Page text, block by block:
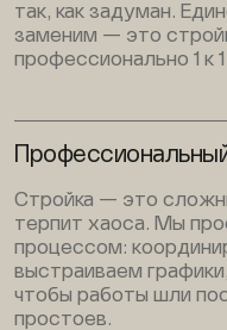
так, как задуман.
заменим — это
профессионально 1 к
Стройка — это
терпит хаоса. Мы
процессом:
выстраиваем
чтобы работы шли
простоев.